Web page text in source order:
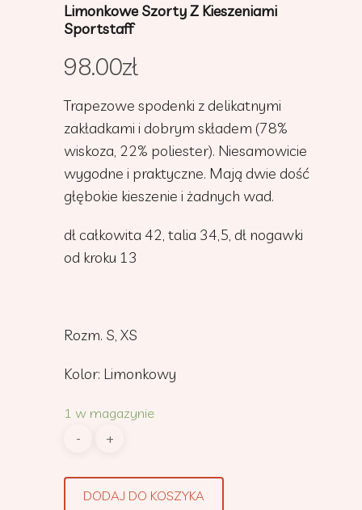
Limonkowe Szorty Z Kieszeniami
Sportstaff
98.00zł
Trapezowe spodenki z delikatnymi
zakładkami i dobrym składem (78%
wiskoza, 22% poliester). Niesamowicie
wygodne i praktyczne. Mają dwie dość
głębokie kieszenie i żadnych wad.
dł całkowita 42, talia 34,5, dł nogawki
od kroku 13
Rozm. S, XS
Kolor: Limonkowy
1 w magazynie
DODAJ DO KOSZYKA